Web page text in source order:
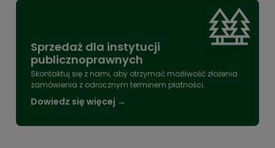
Sprzedaż dla instytucji
publicznoprawnych
Skontaktuj się z nami, aby otrzymać możliwość złożenia
zamówienia z odrocznym terminem płatności.
Dowiedz się więcej →